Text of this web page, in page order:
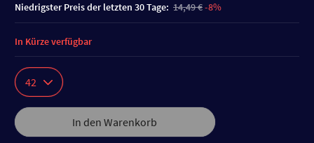
niedrigster Preis der letzten 30 Tage: 14,49 €-8%
42
In den Warenkorb
In Kürze verfügbar